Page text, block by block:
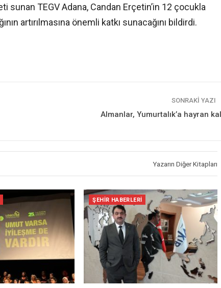
TEGV Adana, Candan Erçetin’in 12 çocukla
artırılmasına önemli katkı sunacağını bildirdi.
SONRAKI YAZI
Almanlar, Yumurtalık’a hayran
Yazarın Diğer Kitapları
ŞEHIR HABERLERI